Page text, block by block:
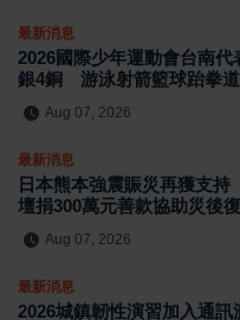
最新消息
2026國際少年運動會台南代
銀4銅 游泳射箭籃球跆拳道
Aug 07, 2026
最新消息
日本熊本強震賑災再獲支
壇捐300萬元善款協助災後
Aug 07, 2026
最新消息
2026城鎮韌性演習加入通